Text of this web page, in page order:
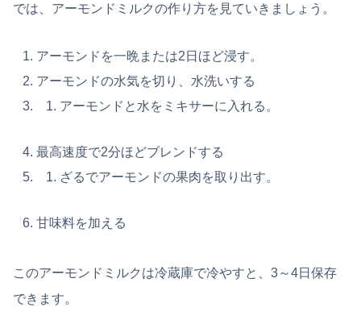
では、アーモンドミルクの作り方を見ていきましょう。
アーモンドを一晩または2日ほど浸す。
アーモンドの水気を切り、水洗いする
アーモンドと水をミキサーに入れる。
最高速度で2分ほどブレンドする
ざるでアーモンドの果肉を取り出す。
甘味料を加える
このアーモンドミルクは冷蔵庫で冷やすと、3～4日保存
できます。